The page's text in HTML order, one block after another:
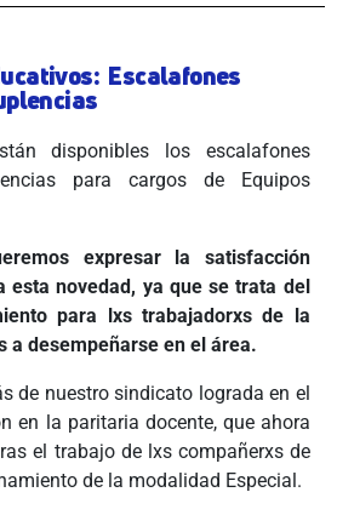
Escalafones
disponibles los escalafones
para cargos de Equipos
expresar la satisfacción
esta novedad, ya que se trata del
para lxs trabajadorxs de la
a desempeñarse en el área.
de nuestro sindicato lograda en el
en la paritaria docente, que ahora
el trabajo de lxs compañerxs de
de la modalidad Especial.